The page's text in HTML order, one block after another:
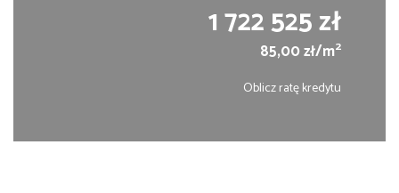
1 722 525 zł
85,00 zł/m2
Oblicz ratę kredytu